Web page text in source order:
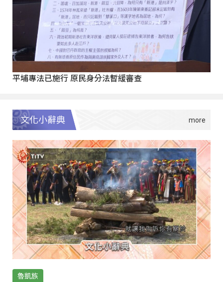
平埔專法已施行 原民身分法暫緩審查
文化小辭典
魯凱族